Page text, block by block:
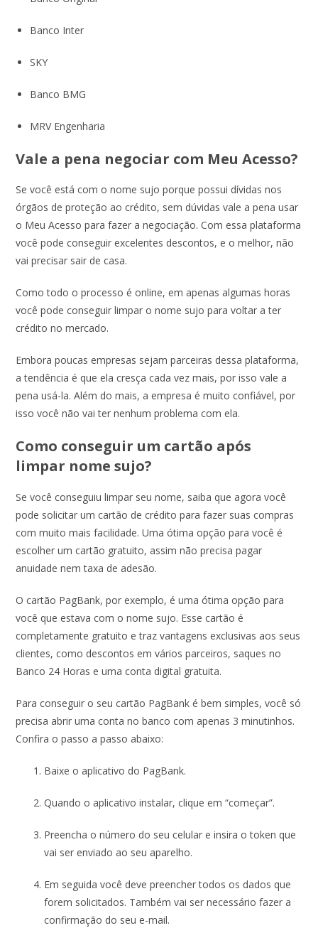
Banco Inter
SKY
Banco BMG
MRV Engenharia
Vale a pena negociar com Meu Acesso?
Se você está com o nome sujo porque possui dívidas nos
órgãos de proteção ao crédito, sem dúvidas vale a pena usar
o Meu Acesso para fazer a negociação. Com essa plataforma
você pode conseguir excelentes descontos, e o melhor, não
vai precisar sair de casa.
Como todo o processo é online, em apenas algumas horas
você pode conseguir limpar o nome sujo para voltar a ter
crédito no mercado.
Embora poucas empresas sejam parceiras dessa plataforma,
a tendência é que ela cresça cada vez mais, por isso vale a
pena usá-la. Além do mais, a empresa é muito confiável, por
isso você não vai ter nenhum problema com ela.
Como conseguir um cartão após
limpar nome sujo?
Se você conseguiu limpar seu nome, saiba que agora você
pode solicitar um cartão de crédito para fazer suas compras
com muito mais facilidade. Uma ótima opção para você é
escolher um cartão gratuito, assim não precisa pagar
anuidade nem taxa de adesão.
O cartão PagBank, por exemplo, é uma ótima opção para
você que estava com o nome sujo. Esse cartão é
completamente gratuito e traz vantagens exclusivas aos seus
clientes, como descontos em vários parceiros, saques no
Banco 24 Horas e uma conta digital gratuita.
Para conseguir o seu cartão PagBank é bem simples, você só
precisa abrir uma conta no banco com apenas 3 minutinhos.
Confira o passo a passo abaixo:
Baixe o aplicativo do PagBank.
Quando o aplicativo instalar, clique em “começar”.
Preencha o número do seu celular e insira o token que
vai ser enviado ao seu aparelho.
Em seguida você deve preencher todos os dados que
forem solicitados. Também vai ser necessário fazer a
confirmação do seu e-mail.